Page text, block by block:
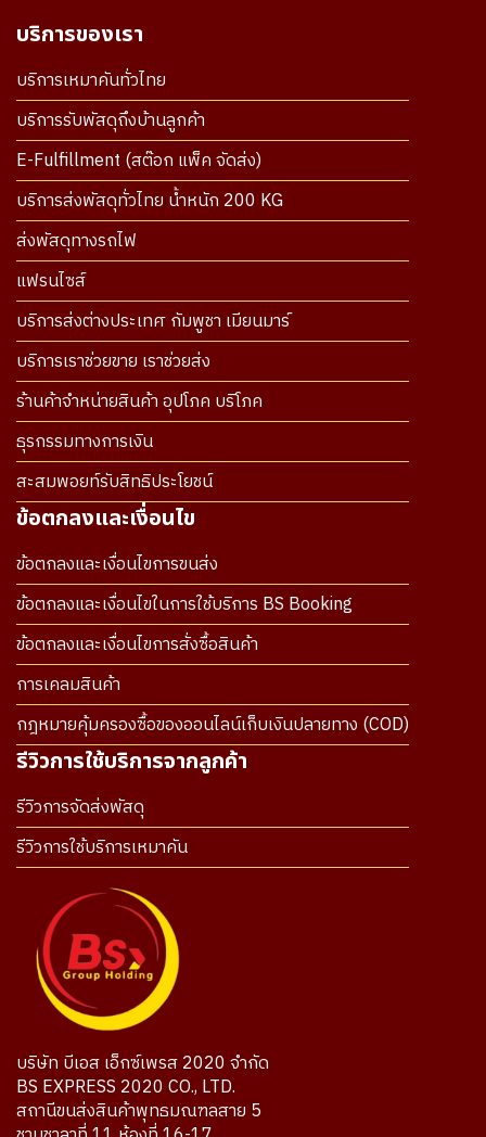
บริการของเรา
บริการเหมาคันทั่วไทย
บริการรับพัสดุถึงบ้านลูกค้า
E-Fulfillment (สต๊อก แพ็ค จัดส่ง)
บริการส่งพัสดุทั่วไทย น้ำหนัก 200 KG
ส่งพัสดุทางรถไฟ
แฟรนไซส์
บริการส่งต่างประเทศ กัมพูชา เมียนมาร์
บริการเราช่วยขาย เราช่วยส่ง
ร้านค้าจำหน่ายสินค้า อุปโภค บริโภค
ธุรกรรมทางการเงิน
สะสมพอยท์รับสิทธิประโยชน์
ข้อตกลงและเงื่อนไข
ข้อตกลงและเงื่อนไขการขนส่ง
ข้อตกลงและเงื่อนไขในการใช้บริการ BS Booking
ข้อตกลงและเงื่อนไขการสั่งซื้อสินค้า
การเคลมสินค้า
กฎหมายคุ้มครองซื้อของออนไลน์เก็บเงินปลายทาง (COD)
รีวิวการใช้บริการจากลูกค้า
รีวิวการจัดส่งพัสดุ
รีวิวการใช้บริการเหมาคัน
บริษัท บีเอส เอ็กซ์เพรส 2020 จำกัด
BS EXPRESS 2020 CO., LTD.
สถานีขนส่งสินค้าพุทธมณฑลสาย 5